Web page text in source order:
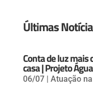
Últimas
Conta de luz mais
casa | Projeto
06/07| Atuação